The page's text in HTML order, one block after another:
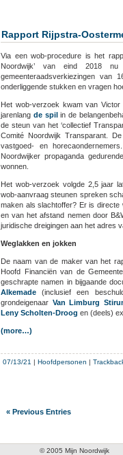
Rapport Rijpstra-
Via een wob-procedure is het
Noordwijk’ van eind 2018
gemeenteraadsverkiezingen
onderliggende stukken en vragen
Het wob-verzoek kwam van
jarenlang de spilin de
de steun van het ‘collectief
Comité Noordwijk Transparant.
vastgoed- en
Noordwijker propaganda
wonnen.
Het wob-verzoek volgde 2,5 jaar
wob-aanvraag steunen spreken
maken als slachtoffer? Er is directe
en van het afstand nemen door
juridische dreigingen aan het adres
Weglakken en jokken
De naam van de maker van het
Hoofd Financiën van de
geschrapte namen in bijgaande
Alkemade (inclusief een
grondeigenaar Van Limburg
Leny Scholten-Droog en (deels)
(more…)
07/13/21 | Hoofdpersonen |
« Previous Entries
© 2005 Mijn Noordwijk